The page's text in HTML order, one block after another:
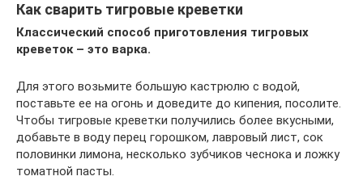
Как сварить тигровые креветки
Классический способ приготовления тигровых
креветок – это варка.
Для этого возьмите большую кастрюлю с водой,
поставьте ее на огонь и доведите до кипения, посолите.
Чтобы тигровые креветки получились более вкусными,
добавьте в воду перец горошком, лавровый лист, сок
половинки лимона, несколько зубчиков чеснока и ложку
томатной пасты.